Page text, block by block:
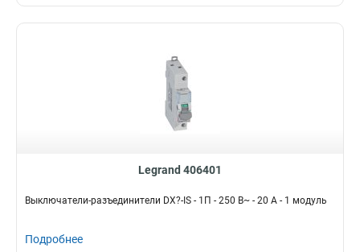
Legrand 406401
Выключатели-разъединители DX?-IS - 1П - 250 В~ - 20 А - 1 модуль
Подробнее